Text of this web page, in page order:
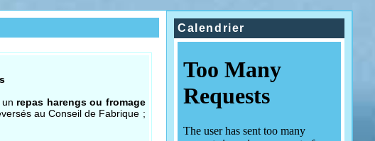
repas harengs ou fromage
au Conseil de Fabrique ;
Calendrier